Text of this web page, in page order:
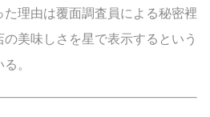
理由は覆面調査員による秘密裡
美味しさを星で表示するという
。